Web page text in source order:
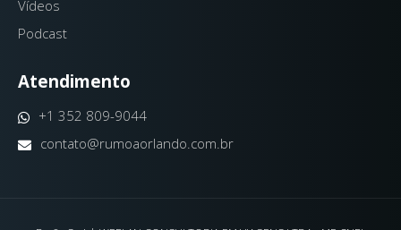
Vídeos
Podcast
Atendimento
+1 352 809-9044
contato@rumoaorlando.com.br